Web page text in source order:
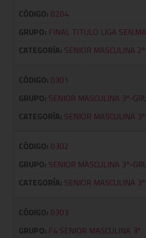
CÓDIGO: 0204
GRUPO: FINAL TITULO LIGA
CATEGORÍA: SENIOR MASCULINA 2ª
CÓDIGO: 0301
GRUPO: SENIOR MASCULINA 3ª-
CATEGORÍA: SENIOR MASCULINA 3ª
CÓDIGO: 0302
GRUPO: SENIOR MASCULINA 3ª-
CATEGORÍA: SENIOR MASCULINA 3ª
CÓDIGO: 0303
GRUPO: F4 SENIOR MASCULINA 3º